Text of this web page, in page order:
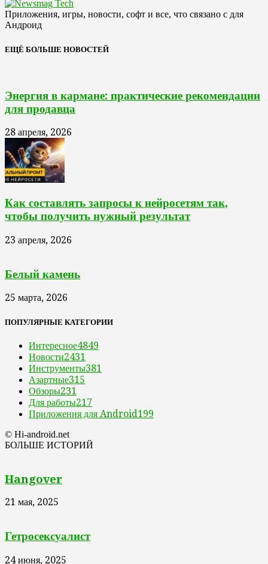
Приложения, игры, новости, софт и все, что связано с для
Андроид
ЕЩЁ БОЛЬШЕ НОВОСТЕЙ
Энергия в кармане: практические рекомендации
для продавца
28 апреля, 2026
Как составлять запросы к нейросетям так,
чтобы получить нужный результат
23 апреля, 2026
Белый камень
25 марта, 2026
ПОПУЛЯРНЫЕ КАТЕГОРИИ
Интересное4849
Новости2431
Инструменты381
Азартные315
Обзоры231
Для работы217
Приложения для Android199
© Hi-android.net
БОЛЬШЕ ИСТОРИЙ
Hangover
21 мая, 2025
Гетросексуалист
24 июня, 2025